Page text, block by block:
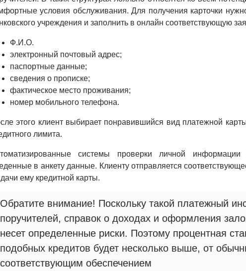
условия обслуживания. Для получения карточки
учреждения и заполнить в онлайн соответствующую
Ф.И.О.
электронный почтовый адрес;
паспортные данные;
сведения о прописке;
фактическое место проживания;
номер мобильного телефона.
этого клиент выбирает понравившийся вид платежной
лимита.
системы проверки личной информации
в анкету данные. Клиенту отправляется
ему кредитной карты.
Обратите внимание! Поскольку такой платежный
поручителей, справок о доходах и оформления
несет определенные риски. Поэтому процентная
подобных кредитов будет несколько выше, от
соответствующим обеспечением